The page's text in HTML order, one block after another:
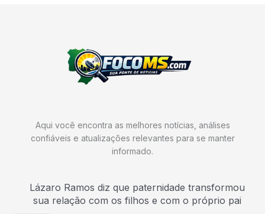
Aqui você encontra as melhores notícias, análises
confiáveis e atualizações relevantes para se manter
informado.
Lázaro Ramos diz que paternidade transformou
sua relação com os filhos e com o próprio pai